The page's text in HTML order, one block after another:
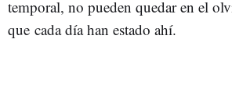
temporal, no pueden quedar en el
que cada día han estado ahí.